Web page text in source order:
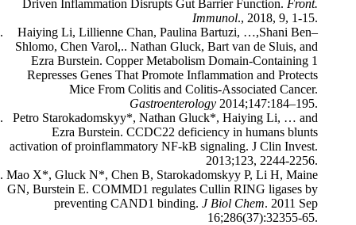
Driven Inflammation Disrupts Gut Barrier Function. Front.
Immunol., 2018, 9, 1-15.
Haiying Li, Lillienne Chan, Paulina Bartuzi, …,Shani Ben–
Shlomo, Chen Varol,.. Nathan Gluck, Bart van de Sluis, and
Ezra Burstein. Copper Metabolism Domain-Containing 1
Represses Genes That Promote Inflammation and Protects
Mice From Colitis and Colitis-Associated Cancer.
Gastroenterology 2014;147:184–195.
Petro Starokadomskyy*, Nathan Gluck*, Haiying Li, … and
Ezra Burstein. CCDC22 deficiency in humans blunts
activation of proinflammatory NF-kB signaling. J Clin Invest.
2013;123, 2244-2256.
Mao X*, Gluck N*, Chen B, Starokadomskyy P, Li H, Maine
GN, Burstein E. COMMD1 regulates Cullin RING ligases by
preventing CAND1 binding. J Biol Chem. 2011 Sep
16;286(37):32355-65.